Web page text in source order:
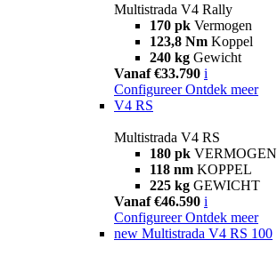
Multistrada V4 Rally
170 pk Vermogen
123,8 Nm Koppel
240 kg Gewicht
Vanaf €33.790 i
Configureer Ontdek meer
V4 RS
Multistrada V4 RS
180 pk VERMOGEN
118 nm KOPPEL
225 kg GEWICHT
Vanaf €46.590 i
Configureer Ontdek meer
new Multistrada V4 RS 100